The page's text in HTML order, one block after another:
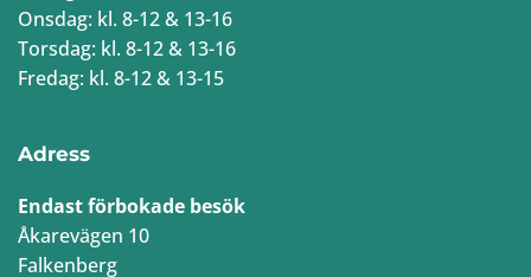
Onsdag: kl. 8-12 & 13-16
Torsdag: kl. 8-12 & 13-16
Fredag: kl. 8-12 & 13-15
Adress
Endast förbokade besök
Åkarevägen 10
Falkenberg